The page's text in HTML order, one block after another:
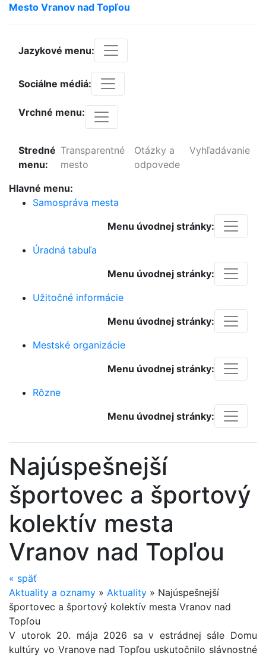
Mesto Vranov nad Topľou
Jazykové menu:
Sociálne médiá:
Vrchné menu:
Stredné
menu:
Transparentné
mesto
Otázky a
odpovede
Vyhľadávanie
Hlavné menu:
Samospráva mesta
Menu úvodnej stránky:
Úradná tabuľa
Menu úvodnej stránky:
Užitočné informácie
Menu úvodnej stránky:
Mestské organizácie
Menu úvodnej stránky:
Rôzne
Menu úvodnej stránky:
Najúspešnejší
športovec a športový
kolektív mesta
Vranov nad Topľou
« späť
Aktuality a oznamy » Aktuality » Najúspešnejší
športovec a športový kolektív mesta Vranov nad
Topľou
V utorok 20. mája 2026 sa v estrádnej sále Domu
kultúry vo Vranove nad Topľou uskutočnilo slávnostné